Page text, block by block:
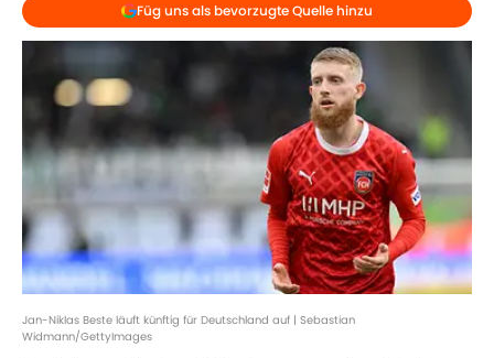
Füg uns als bevorzugte Quelle hinzu
Jan-Niklas Beste läuft künftig für Deutschland auf | Sebastian
Widmann/GettyImages